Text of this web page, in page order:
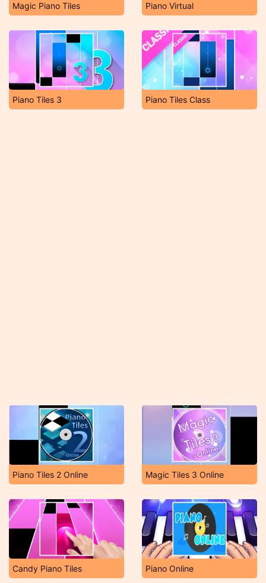
Magic Piano Tiles Piano Virtual
Piano Tiles 3 Piano Tiles Class
Piano Tiles 2 Online Magic Tiles 3 Online
Candy Piano Tiles Piano Online